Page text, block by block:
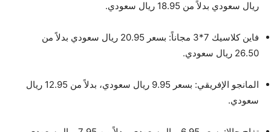
ريال سعودي بدلاً من 18.95 ريال سعودي.
فاين كلاسيك 7*3 مجاناً: بسعر 20.95 ريال سعودي بدلاً من
26.50 ريال سعودي.
المانجو الإفريقي: بسعر 9.95 ريال سعودي، بدلاً من 12.95 ريال
سعودي.